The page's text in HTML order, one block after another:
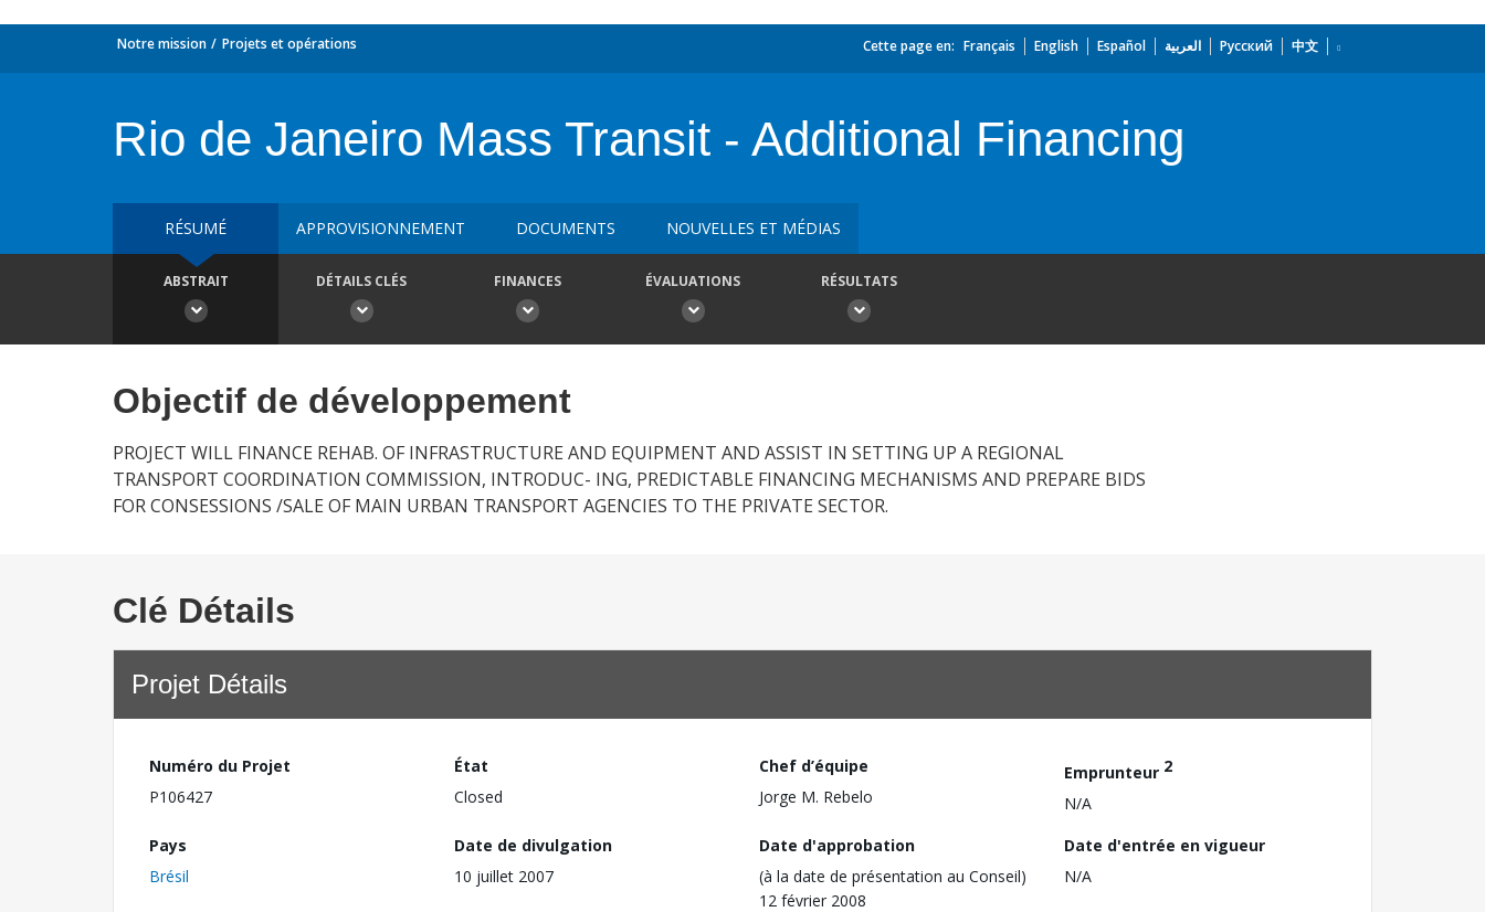
Notre mission Projets et opérations Cette page en: Français English Español العربية Русский 中文
Rio de Janeiro Mass Transit - Additional Financing
RÉSUMÉ APPROVISIONNEMENT DOCUMENTS NOUVELLES ET MÉDIAS
ABSTRAIT DÉTAILS CLÉS FINANCES ÉVALUATIONS RÉSULTATS
Objectif de développement
PROJECT WILL FINANCE REHAB. OF INFRASTRUCTURE AND EQUIPMENT AND ASSIST IN SETTING UP A REGIONAL
TRANSPORT COORDINATION COMMISSION, INTRODUC- ING, PREDICTABLE FINANCING MECHANISMS AND PREPARE BIDS
FOR CONSESSIONS /SALE OF MAIN URBAN TRANSPORT AGENCIES TO THE PRIVATE SECTOR.
Clé Détails
Projet Détails
Numéro du Projet
P106427
État
Closed
Chef d’équipe
Jorge M. Rebelo
Emprunteur 2
N/A
Pays
Brésil
Date de divulgation
10 juillet 2007
Date d'approbation
(à la date de présentation au Conseil)
12 février 2008
Date d'entrée en vigueur
N/A